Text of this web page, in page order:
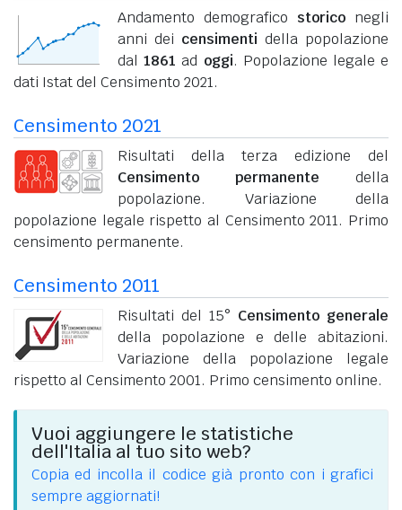
Andamento demografico storico negli
anni dei censimenti della popolazione
dal1861 ad oggi. Popolazione legale e
dati Istat del Censimento 2021.
Censimento 2021
Risultati della terza edizione del
Censimento permanente della
popolazione. Variazione della
popolazione legale rispetto al Censimento 2011. Primo
censimento permanente.
Censimento 2011
Risultati del 15° Censimento generale
della popolazione e delle abitazioni.
Variazione della popolazione legale
rispetto al Censimento 2001. Primo censimento online.
Vuoi aggiungere le statistiche
dell'Italia al tuo sito web?
Copia ed incolla il codice già pronto con i grafici
sempre aggiornati!